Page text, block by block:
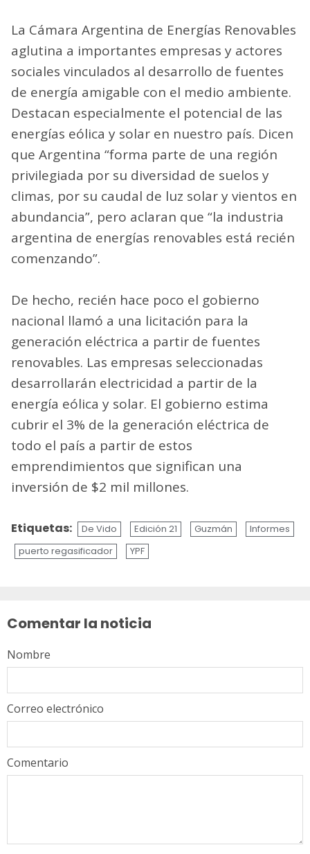
La Cámara Argentina de Energías Renovables
aglutina a importantes empresas y actores
sociales vinculados al desarrollo de fuentes
de energía amigable con el medio ambiente.
Destacan especialmente el potencial de las
energías eólica y solar en nuestro país. Dicen
que Argentina “forma parte de una región
privilegiada por su diversidad de suelos y
climas, por su caudal de luz solar y vientos en
abundancia”, pero aclaran que “la industria
argentina de energías renovables está recién
comenzando”.
De hecho, recién hace poco el gobierno
nacional llamó a una licitación para la
generación eléctrica a partir de fuentes
renovables. Las empresas seleccionadas
desarrollarán electricidad a partir de la
energía eólica y solar. El gobierno estima
cubrir el 3% de la generación eléctrica de
todo el país a partir de estos
emprendimientos que significan una
inversión de $2 mil millones.
Etiquetas: De Vido Edición 21 Guzmán
Informes
puerto regasificador
YPF
Comentar la noticia
Comentario
Nombre
Correo electrónico